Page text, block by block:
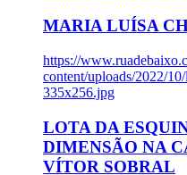
MARIA LUÍSA
https://
content/uploads/2022/
335x256.jpg
LOTA DA
DIMENSÃO NA
VÍTOR SOBRAL